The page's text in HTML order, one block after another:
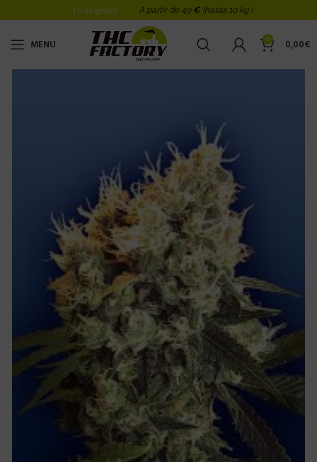
Envio gratis! A partir de 49 € (hasta 10 kg )
MENU 0 0,00€